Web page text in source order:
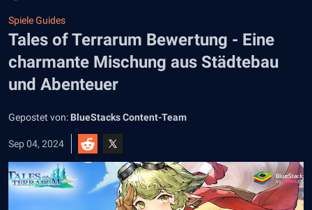
Spiele Guides
Tales of Terrarum Bewertung - Eine
charmante Mischung aus Städtebau
und Abenteuer
Gepostet von: BlueStacks Content-Team
Sep 04, 2024